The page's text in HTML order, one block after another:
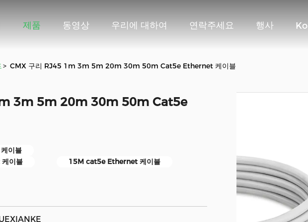
제품 동영상 우리에 대하여 연락주세요 행사
> CMX 구리 RJ45 1m 3m 5m 20m 30m 50m Cat5e Ethernet 케이블
3m 5m 20m 30m 50m Cat5e
이블
이블
15M cat5e Ethernet 케이블